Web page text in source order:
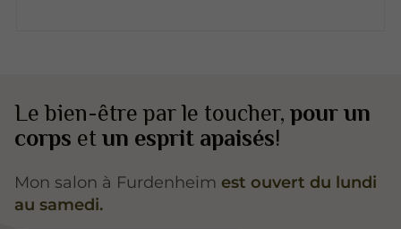
Le bien-être par le toucher,pour un
corps etun esprit apaisés!
Mon salon à Furdenheim est ouvert du lundi
au samedi.